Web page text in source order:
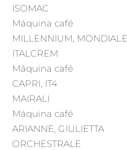
ISOMAC
Máquina café
MILLENNIUM,
ITALCREM
Máquina café
CAPRI, IT4
MAIRALI
Máquina café
ARIANNE, GIULIETTA
ORCHESTRALE